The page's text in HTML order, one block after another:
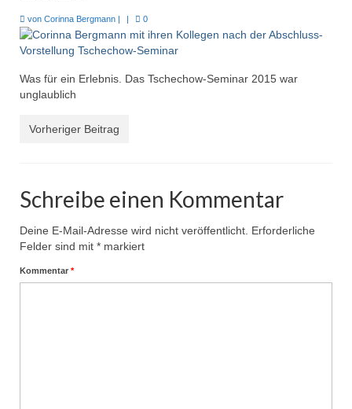
Fotos
Showreel
Kontakt
von Corinna Bergmann | | 0
Was für ein Erlebnis. Das Tschechow-Seminar 2015 war
unglaublich
Vorheriger Beitrag
Schreibe einen Kommentar
Deine E-Mail-Adresse wird nicht veröffentlicht. Erforderliche
Felder sind mit * markiert
Kommentar *